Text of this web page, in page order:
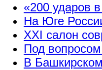
«200 ударов
На Юге
XXI салон
Под
В